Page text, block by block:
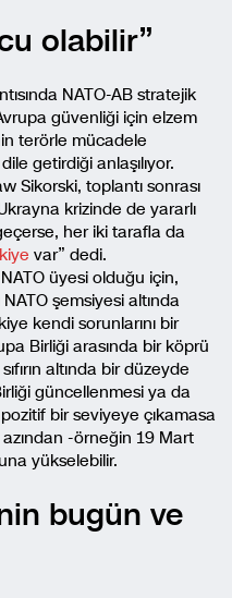
olabilir”
NATO-AB stratejik
güvenliği için elzem
terörle mücadele
getirdiği anlaşılıyor.
Sikorski, toplantı sonrası
krizinde de yararlı
her iki tarafla da
var” dedi.
üyesi olduğu için,
şemsiyesi altında
kendi sorunlarını bir
Birliği arasında bir köprü
altında bir düzeyde
güncellenmesi ya da
bir seviyeye çıkamasa
-örneğin 19 Mart
yükselebilir.
bugün ve